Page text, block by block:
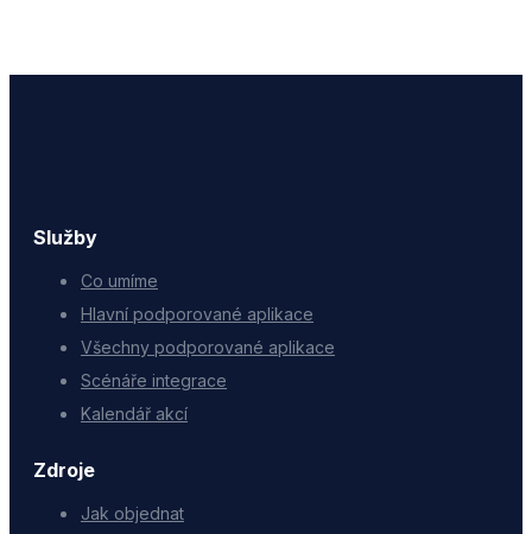
Služby
Co umíme
Hlavní podporované aplikace
Všechny podporované aplikace
Scénáře integrace
Kalendář akcí
Zdroje
Jak objednat